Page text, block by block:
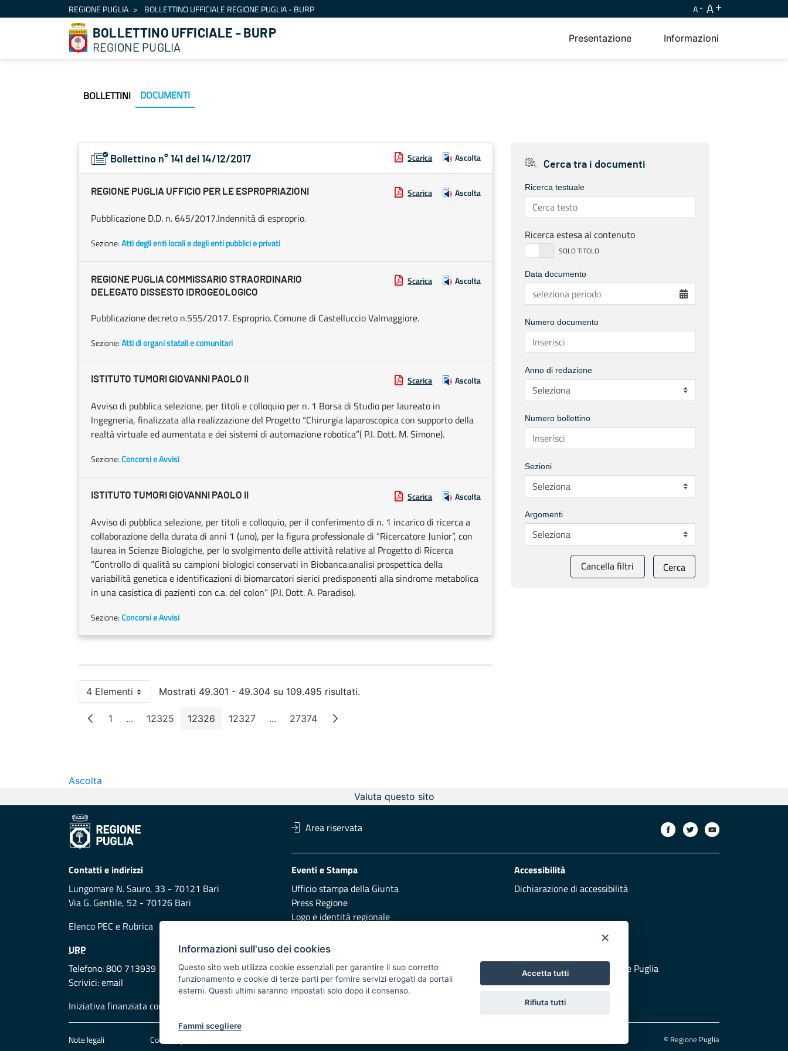
Salta al contenutoREGIONE PUGLIA BOLLETTINO UFFICIALE REGIONE PUGLIA - BURP A A
BOLLETTINO UFFICIALE - BURP
REGIONE PUGLIA
Presentazione Informazioni
BOLLETTINI DOCUMENTI
Bollettino n° 141 del 14/12/2017 Scarica Ascolta
REGIONE PUGLIA UFFICIO PER LE ESPROPRIAZIONI Scarica Ascolta
Pubblicazione D.D. n. 645/2017.Indennità di esproprio.
Sezione:Atti degli enti locali e degli enti pubblici e privati
REGIONE PUGLIA COMMISSARIO STRAORDINARIO
DELEGATO DISSESTO IDROGEOLOGICO
Scarica Ascolta
Pubblicazione decreto n.555/2017. Esproprio. Comune di Castelluccio Valmaggiore.
Sezione:Atti di organi statali e comunitari
ISTITUTO TUMORI GIOVANNI PAOLO II Scarica Ascolta
Avviso di pubblica selezione, per titoli e colloquio per n. 1 Borsa di Studio per laureato in
Ingegneria, finalizzata alla realizzazione del Progetto “Chirurgia laparoscopica con supporto della
realtà virtuale ed aumentata e dei sistemi di automazione robotica”( P.I. Dott. M. Simone).
Sezione:Concorsi e Avvisi
ISTITUTO TUMORI GIOVANNI PAOLO II Scarica Ascolta
Avviso di pubblica selezione, per titoli e colloquio, per il conferimento di n. 1 incarico di ricerca a
collaborazione della durata di anni 1 (uno), per la figura professionale di “Ricercatore Junior”, con
laurea in Scienze Biologiche, per lo svolgimento delle attività relative al Progetto di Ricerca
“Controllo di qualità su campioni biologici conservati in Biobanca:analisi prospettica della
variabilità genetica e identificazioni di biomarcatori sierici predisponenti alla sindrome metabolica
in una casistica di pazienti con c.a. del colon” (P.I. Dott. A. Paradiso).
Sezione:Concorsi e Avvisi
4 ElementiPer paginaMostrati 49.301 - 49.304 su 109.495 risultati.
Pagina
1 ...Pagine intermedie
Pagina
12325 Pagina
12326 Pagina
12327 ...Pagine intermedie
Pagina
27374
Cerca tra i documenti
Ricerca testuale
Ricerca estesa al contenuto
Data documento
Numero documento
Anno di redazione
Numero bollettino
Sezioni
Argomenti
Cancella filtri Cerca
Ascolta
Valuta questo sito
Area riservata
Contatti e indirizzi
Lungomare N. Sauro, 33 - 70121 Bari
Via G. Gentile, 52 - 70126 Bari
Elenco PEC e Rubrica
Eventi e Stampa
Ufficio stampa della Giunta
Press Regione
Logo e identità regionale
Accessibilità
Dichiarazione di accessibilità
URP
Telefono: 800 713939
Scrivici:email
Redazione
Presentazione
Responsabili di pubblicazione
Vai al sito di Protezione Civile Puglia
Iniziativa finanziata con risorse del POR Puglia 2014/2020 - Asse XI
Note legali Cookie e privacy © Regione Puglia
×
Informazioni sull'uso dei cookies
Questo sito web utilizza cookie essenziali per garantire il suo corretto
funzionamento e cookie di terze parti per fornire servizi erogati da portali
esterni. Questi ultimi saranno impostati solo dopo il consenso.
Fammi scegliere
Accetta tutti
Rifiuta tutti